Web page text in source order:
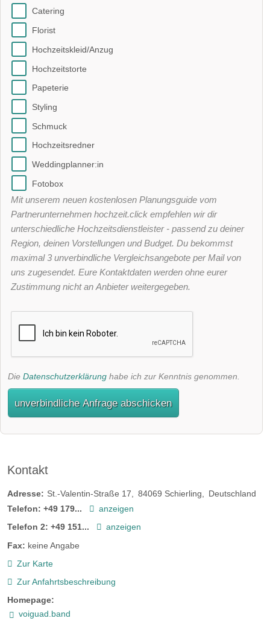
Catering
Florist
Hochzeitskleid/Anzug
Hochzeitstorte
Papeterie
Styling
Schmuck
Hochzeitsredner
Weddingplanner:in
Fotobox
Mit unserem neuen kostenlosen Planungsguide vom
Partnerunternehmen hochzeit.click empfehlen wir dir
unterschiedliche Hochzeitsdienstleister - passend zu deiner
Region, deinen Vorstellungen und Budget. Du bekommst
maximal 3 unverbindliche Vergleichsangebote per Mail von
uns zugesendet. Eure Kontaktdaten werden ohne eurer
Zustimmung nicht an Anbieter weitergegeben.
Die Datenschutzerklärung habe ich zur Kenntnis genommen.
unverbindliche Anfrage abschicken
Kontakt
Adresse: St.-Valentin-Straße 17 84069 Schierling
Deutschland
Telefon: +49 179...
anzeigen
Telefon 2: +49 151...
anzeigen
Fax: keine Angabe
Zur Karte
Zur Anfahrtsbeschreibung
Homepage:
voiguad.band